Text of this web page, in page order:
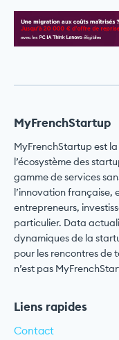
MyFrenchStartup
MyFrenchStartup est
l’écosystème des
gamme de services
l’innovation française,
entrepreneurs,
particulier. Data
dynamiques de la
pour les rencontres de
n’est pas
Liens rapides
Contact